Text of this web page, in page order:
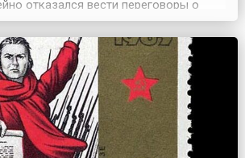
отказался вести переговоры о
и подал в отставку 16 июня, его
Анри Филипп Петен. Он сразу
с Гитлером.22 июня представители
Филиппа Петена в городе Компьене